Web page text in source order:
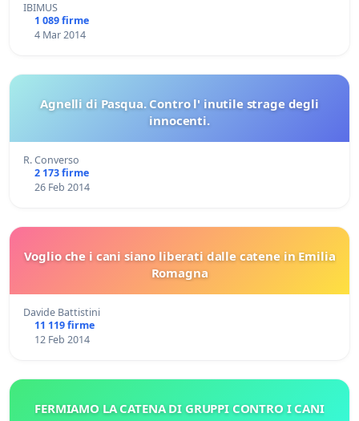
IBIMUS
1 089 firme
4 Mar 2014
Agnelli di Pasqua. Contro l' inutile strage degli
innocenti.
R. Converso
2 173 firme
26 Feb 2014
Voglio che i cani siano liberati dalle catene in Emilia
Romagna
Davide Battistini
11 119 firme
12 Feb 2014
FERMIAMO LA CATENA DI GRUPPI CONTRO I CANI